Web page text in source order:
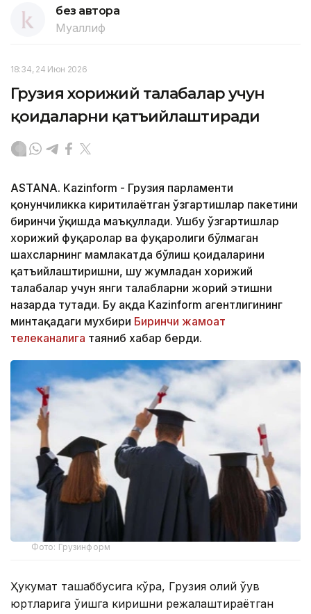
без автора
Муаллиф
18:34, 24 Июн 2026
Грузия хорижий талабалар учун
қоидаларни қатъийлаштиради
ASTANA. Kazinform - Грузия парламенти
қонунчиликка киритилаётган ўзгартишлар пакетини
биринчи ўқишда маъқуллади. Ушбу ўзгартишлар
хорижий фуқаролар ва фуқаролиги бўлмаган
шахсларнинг мамлакатда бўлиш қоидаларини
қатъийлаштиришни, шу жумладан хорижий
талабалар учун янги талабларни жорий этишни
назарда тутади. Бу ҳақда Kazinform агентлигининг
минтақадаги мухбири Биринчи жамоат
телеканалига таяниб хабар берди.
Фото: Грузинформ
Ҳукумат ташаббусига кўра, Грузия олий ўқув
юртларига ўқишга киришни режалаштираётган